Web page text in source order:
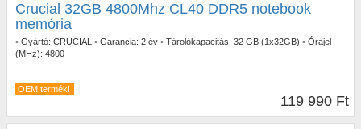
OEM termék!
Crucial 32GB 4800Mhz CL40 DDR5 notebook
memória
• Gyártó: CRUCIAL • Garancia: 2 év • Tárolókapacitás: 32 GB (1x32GB) • Órajel
(MHz): 4800
119 990 Ft